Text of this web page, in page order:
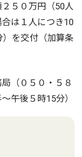
５０万円（50人
は１人につき10
を交付（加算条
（０５０・５８
午後５時15分）